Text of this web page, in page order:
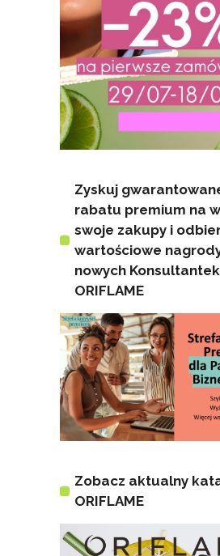
Zyskuj
rabatu premium na
swoje zakupy i
wartościowe
nowych Konsultantek
ORIFLAME
Zobacz aktualny
ORIFLAME